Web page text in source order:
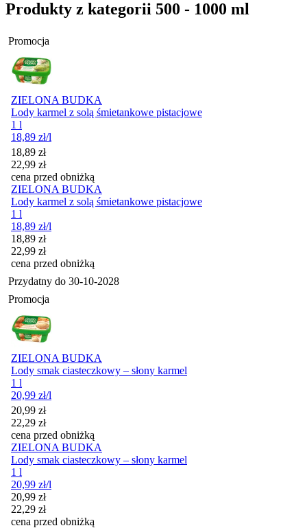
Produkty z kategorii 500 - 1000 ml
Promocja
ZIELONA BUDKA
Lody karmel z solą śmietankowe pistacjowe
1 l
18,89 zł/l
Cena promocyjna
18,89 zł
22,99 zł
cena przed obniżką
ZIELONA BUDKA
Lody karmel z solą śmietankowe pistacjowe
1 l
18,89 zł/l
Cena promocyjna
18,89 zł
22,99 zł
cena przed obniżką
Przydatny do 30-10-2028
Promocja
ZIELONA BUDKA
Lody smak ciasteczkowy – słony karmel
1 l
20,99 zł/l
Cena promocyjna
20,99 zł
22,29 zł
cena przed obniżką
ZIELONA BUDKA
Lody smak ciasteczkowy – słony karmel
1 l
20,99 zł/l
Cena promocyjna
20,99 zł
22,29 zł
cena przed obniżką